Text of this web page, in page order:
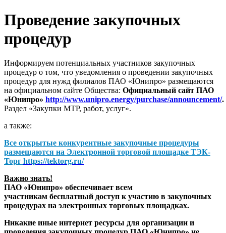
Проведение закупочных
процедур
Информируем потенциальных участников закупочных
процедур о том, что уведомления о проведении закупочных
процедур для нужд филиалов ПАО «Юнипро» размещаются
на официальном сайте Общества: Официальный сайт ПАО
«Юнипро» http://www.unipro.energy/purchase/announcement/.
Раздел «Закупки МТР, работ, услуг».
а также:
Все открытые конкурентные закупочные процедуры
размещаются на Электронной торговой площадке ТЭК-
Торг https://tektorg.ru/
Важно знать!
ПАО «Юнипро» обеспечивает всем
участникам бесплатный доступ к участию в закупочных
процедурах на электронных торговых площадках.
Никакие иные интернет ресурсы для организации и